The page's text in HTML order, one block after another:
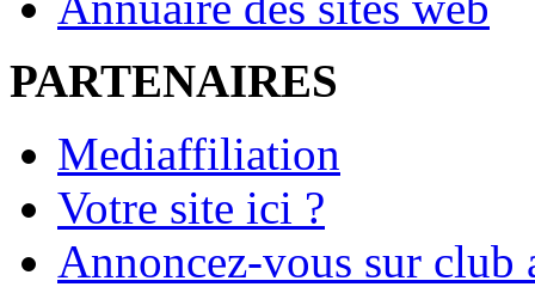
PARTENAIRES
Mediaffiliation
Votre site ici ?
Annoncez-vous sur